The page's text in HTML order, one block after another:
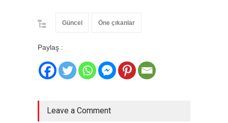
Güncel Öne çıkanlar
Paylaş :
Leave a Comment